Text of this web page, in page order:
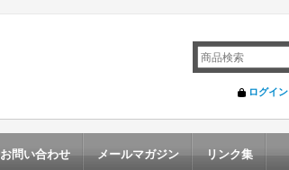
ログイン
お問い合わせ メールマガジン リンク集